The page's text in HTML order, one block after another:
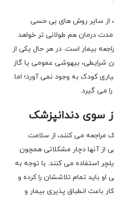
از سایر روش های بی حسی
مدت درمان هم طولانی تر خواهد
بیمار است. در هر حال یکی از
بیهوشی عمومی یا گاز
کودک به وجود نمی آورد؛ اما
می گیرد.
سوی دندانپزشک
مراجعه می کنند، از سلامت
از آنها دچار مشکلاتی همچون
استفاده می کنند. با توجه به
او باید تمام تلاششان را کرده و
باعث انطباق پذیری بیمار و